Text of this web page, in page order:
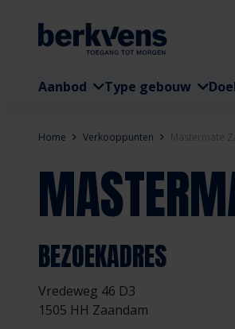
Aanbod Type gebouw
Home Verkooppunten Mastermate
BEZOEKADRES
Vredeweg 46 D3
1505 HH Zaandam